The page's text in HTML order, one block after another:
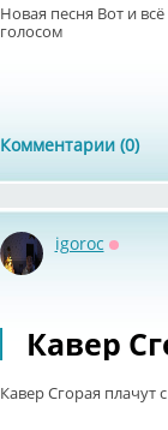
Новая песня Вот и
голосом
Комментарии (0)
igoroc
Кавер
Кавер Сгорая плачут